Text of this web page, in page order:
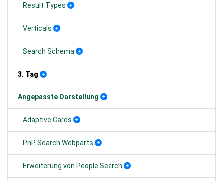
Result Types
Verticals
Search Schema
3. Tag
Angepasste Darstellung
Adaptive Cards
PnP Search Webparts
Erweiterung von People Search